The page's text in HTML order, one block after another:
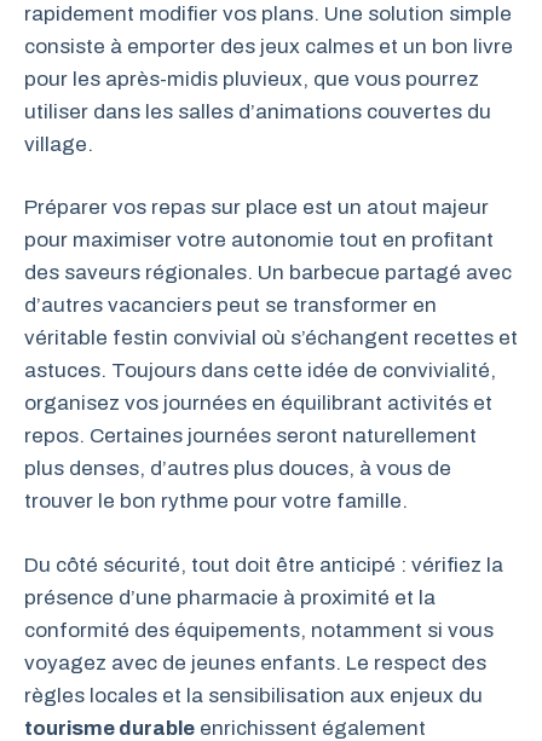
rapidement modifier vos plans. Une solution simple
consiste à emporter des jeux calmes et un bon livre
pour les après-midis pluvieux, que vous pourrez
utiliser dans les salles d’animations couvertes du
village.
Préparer vos repas sur place est un atout majeur
pour maximiser votre autonomie tout en profitant
des saveurs régionales. Un barbecue partagé avec
d’autres vacanciers peut se transformer en
véritable festin convivial où s’échangent recettes et
astuces. Toujours dans cette idée de convivialité,
organisez vos journées en équilibrant activités et
repos. Certaines journées seront naturellement
plus denses, d’autres plus douces, à vous de
trouver le bon rythme pour votre famille.
Du côté sécurité, tout doit être anticipé : vérifiez la
présence d’une pharmacie à proximité et la
conformité des équipements, notamment si vous
voyagez avec de jeunes enfants. Le respect des
règles locales et la sensibilisation aux enjeux du
tourisme durable enrichissent également